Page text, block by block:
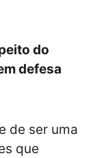
do
defesa
de ser uma
que